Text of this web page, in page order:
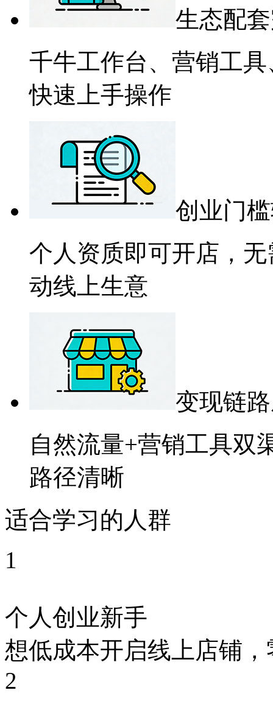
生态配
千牛工作台、营销工
快速上手操作
创业门
个人资质即可开店，
动线上生意
变现链
自然流量+营销工具双
路径清晰
适合学习的人群
1
个人创业新手
想低成本开启线上店铺
2